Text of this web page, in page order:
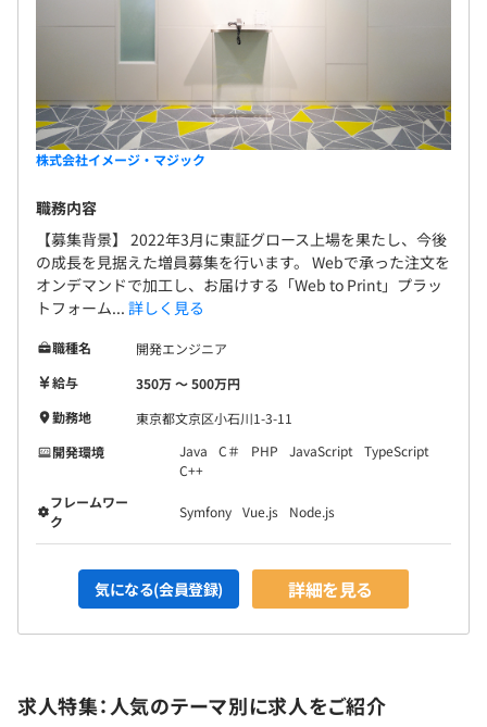
株式会社イメージ・マジック
職務内容
【募集背景】 2022年3月に東証グロース上場を果たし、今後
の成長を見据えた増員募集を行います。 Webで承った注文を
オンデマンドで加工し、お届けする「Web to Print」プラッ
トフォーム... 詳しく見る
職種名
開発エンジニア
給与
350万 〜 500万円
勤務地
東京都文京区小石川1-3-11
開発環境
Java C＃ PHP JavaScript
TypeScript
C++
フレームワー
ク
Symfony Vue.js Node.js
気になる(会員登録) 詳細を見る
求人特集：人気のテーマ別に求人をご紹介